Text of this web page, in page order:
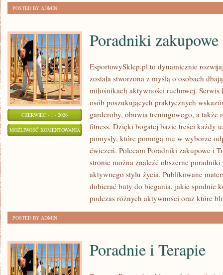
POSTED BY ADMIN
CZERWIEC - 1 - 2026
MOŻLIWOŚĆ KOMENTOWANIA PORADNIKI
ZAKUPOWE
Poradniki zakupowe
EsportowySklep.pl to dynamicznie
została stworzona z myślą o osobach
miłośnikach aktywności ruchowej.
osób poszukujących praktycznych
garderoby, obuwia treningowego, a także
fitness. Dzięki bogatej bazie treści każdy
pomysły, które pomogą mu w wyborze
ćwiczeń. Polecam Poradniki zakupowe i
stronie można znaleźć obszerne poradniki
aktywnego stylu życia. Publikowane
dobierać buty do biegania, jakie spodnie
podczas różnych aktywności oraz które
POSTED BY ADMIN
Poradnie i Terapie